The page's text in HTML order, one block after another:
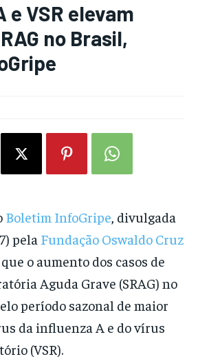
e VSR elevam
no Brasil,
Boletim InfoGripe, divulgada
pela Fundação Oswaldo Cruz
o aumento dos casos de
Aguda Grave (SRAG) no
período sazonal de maior
da influenza A e do vírus
(VSR).